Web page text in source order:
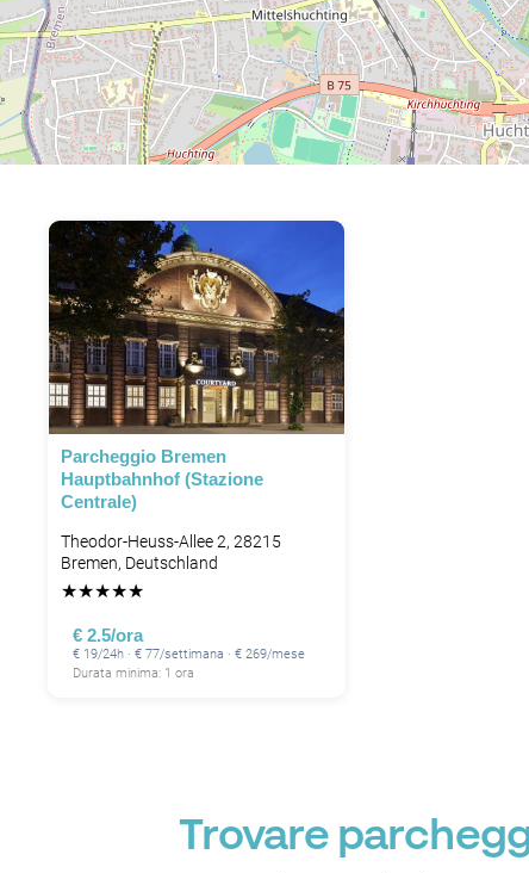
Parcheggio Bremen
Hauptbahnhof (Stazione
Centrale)
Theodor-Heuss-Allee 2, 28215
Bremen, Deutschland
★★★★★
€ 2.5/ora
€ 19/24h · € 77/settimana · € 269/mese
Durata minima: 1 ora
Trovare